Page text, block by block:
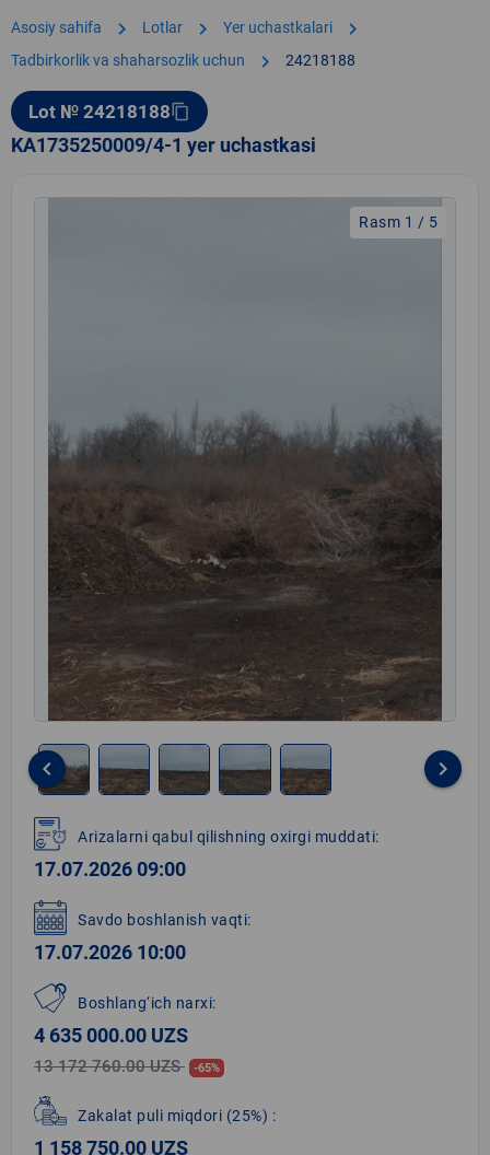
Asosiy sahifa chevron_right Lotlar chevron_right Yer uchastkalari chevron_right
Tadbirkorlik va shaharsozlik uchun chevron_right 24218188
Lot № 24218188content_copy
KA1735250009/4-1 yer uchastkasi
Rasm 1 / 5
1
of
5
keyboard_arrow_left keyboard_arrow_right
Arizalarni qabul qilishning oxirgi muddati:
17.07.2026 09:00
Savdo boshlanish vaqti:
17.07.2026 10:00
Boshlang‘ich narxi:
4 635 000.00 UZS
13 172 760.00 UZS -65%
Zakalat puli miqdori (25%) :
1 158 750.00 UZS